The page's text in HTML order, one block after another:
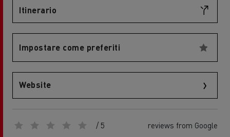
Itinerario
Impostare come preferiti
Website
/ 5 reviews from Google